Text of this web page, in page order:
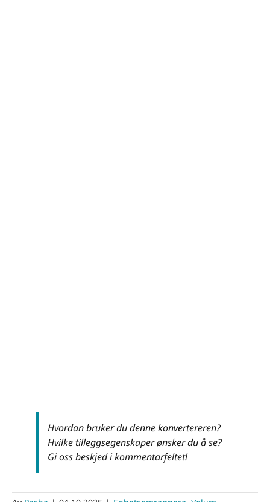
Hvordan bruker du denne konvertereren?
Hvilke tilleggsegenskaper ønsker du å se?
Gi oss beskjed i kommentarfeltet!